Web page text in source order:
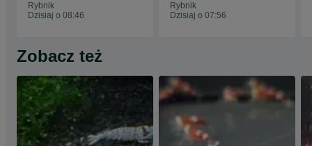
Rybnik
Dzisiaj o 08:46
Rybnik
Dzisiaj o 07:56
Zobacz też